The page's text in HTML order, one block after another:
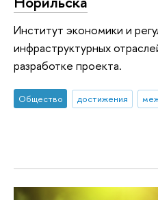
Институт экономики и
инфраструктурных
разработке проекта.
Общество достижения